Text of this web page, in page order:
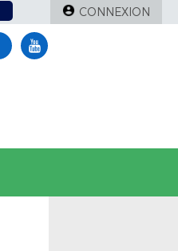
CONNEXION